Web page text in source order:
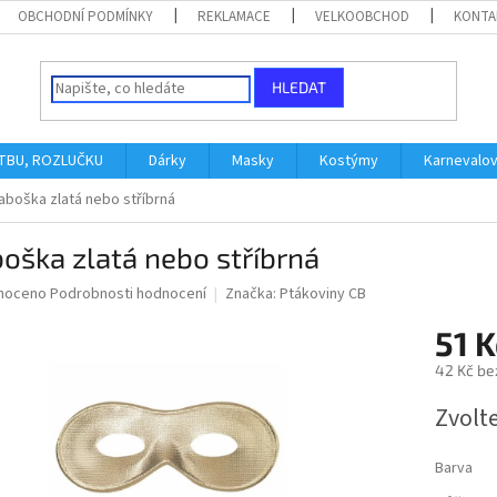
OBCHODNÍ PODMÍNKY REKLAMACE VELKOOBCHOD
HLEDAT
ROZLUČKU Dárky Masky Kostýmy
zlatá nebo stříbrná
zlatá nebo stříbrná
Podrobnosti hodnocení Značka: Ptákoviny CB
51
42 Kč
cena:
Barva